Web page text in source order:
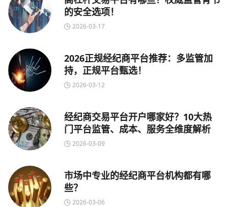
的安全选项！
2026-03-17
2026正规经纪商平台推荐：多监管加
持，正规平台甄选！
2026-03-12
经纪商交易平台开户哪家好？10大热
门平台监管、成本、服务全维度解析
2026-03-09
市场中专业的经纪商平台机构都有哪
些？
2026-03-06